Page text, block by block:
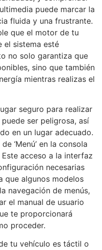
puede marcar la
fluida y una frustrante.
que el motor de tu
el sistema esté
no solo garantiza que
sino que también
mientras realizas el
seguro para realizar
ser peligrosa, así
en un lugar adecuado.
‘Menú’ en la consola
acceso a la interfaz
necesarias
que algunos modelos
navegación de menús,
el manual de usuario
te proporcionará
proceder.
tu vehículo es táctil o